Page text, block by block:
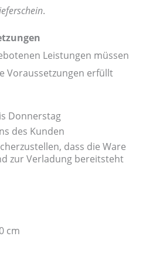
.
Leistungen müssen
Voraussetzungen erfüllt
Donnerstag
des Kunden
dass die Ware
zur Verladung bereitsteht
cm